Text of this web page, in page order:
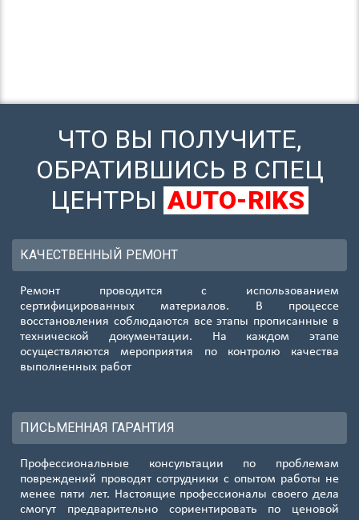
ЧТО ВЫ ПОЛУЧИТЕ,
ОБРАТИВШИСЬ В СПЕЦ
ЦЕНТРЫ AUTO-RIKS
КАЧЕСТВЕННЫЙ РЕМОНТ
Ремонт проводится с использованием
сертифицированных материалов. В процессе
восстановления соблюдаются все этапы прописанные в
технической документации. На каждом этапе
осуществляются мероприятия по контролю качества
выполненных работ
ПИСЬМЕННАЯ ГАРАНТИЯ
Профессиональные консультации по проблемам
повреждений проводят сотрудники с опытом работы не
менее пяти лет. Настоящие профессионалы своего дела
смогут предварительно сориентировать по ценовой